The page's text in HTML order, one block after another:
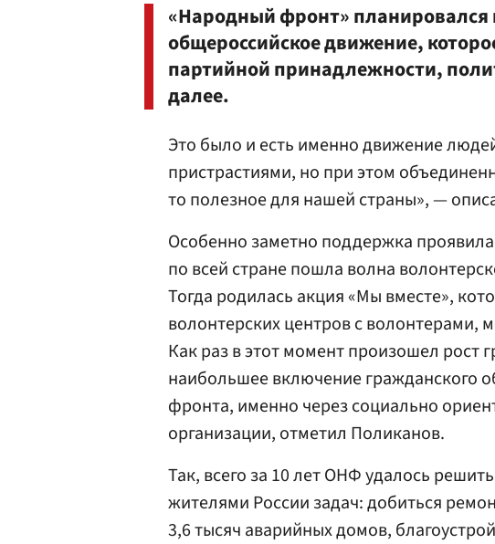
«Народный фронт» планировался
общероссийское движение,
партийной принадлежности,
далее.
Это было и есть именно движение
пристрастиями, но при этом
то полезное для нашей страны», —
Особенно заметно поддержка
по всей стране пошла волна
Тогда родилась акция «Мы вместе»,
волонтерских центров с волонтерами,
Как раз в этот момент произошел рост
наибольшее включение гражданского
фронта, именно через социально
организации, отметил Поликанов.
Так, всего за 10 лет ОНФ удалось
жителями России задач: добиться
3,6 тысяч аварийных домов,